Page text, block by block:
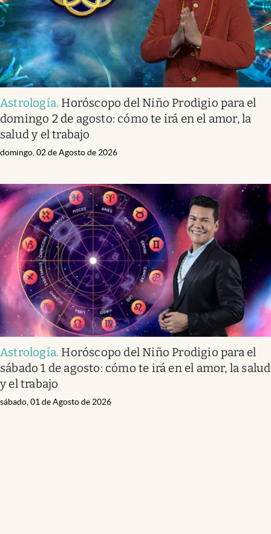
Astrología. Horóscopo del Niño Prodigio para el
domingo 2 de agosto: cómo te irá en el amor, la
salud y el trabajo
domingo, 02 de Agosto de 2026
Astrología. Horóscopo del Niño Prodigio para el
sábado 1 de agosto: cómo te irá en el amor, la salud
y el trabajo
sábado, 01 de Agosto de 2026